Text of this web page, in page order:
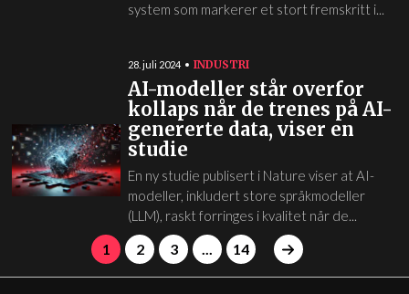
system som markerer et stort fremskritt i...
28. juli 2024 INDUSTRI
AI-modeller står overfor
kollaps når de trenes på AI-
genererte data, viser en
studie
En ny studie publisert i Nature viser at AI-
modeller, inkludert store språkmodeller
(LLM), raskt forringes i kvalitet når de...
1 2 3 ... 14